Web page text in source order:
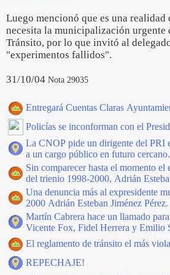
Luego mencionó que es una realidad
necesita la municipalización urgente
Tránsito, por lo que invitó al
"experimentos fallidos".
31/10/04 Nota 29035
Entregará Cuentas Claras
Policías se inconforman con el
La CNOP pide un dirigente del PRI
a un cargo público en futuro cercano.
Sin comparecer hasta el momento el
del trienio 1998-2000, Adrián
Una denuncia más al expresidente
2000 Adrián Esteban Jiménez Pérez.
Martín Cabrera hace un llamado
Vicente Fox, Fidel Herrera y Emilio
El reglamento de tránsito el más
REPECHAJE!